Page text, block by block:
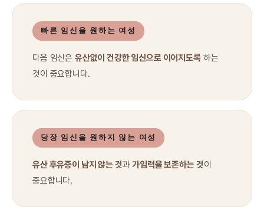
빠른 임신을 원하는 여성
다음 임신은 유산없이 건강한 임신으로 이어지도록하는
것이 중요합니다.
당장 임신을 원하지 않는 여성
유산 후유증이 남지 않는 것과가임력을 보존하는 것이
중요합니다.